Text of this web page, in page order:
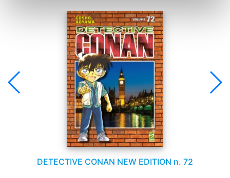
DETECTIVE CONAN NEW EDITION n. 72